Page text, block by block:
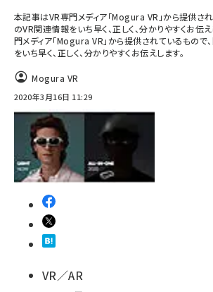
本記事はVR専門メディア「Mogura VR」から提供さ
のVR関連情報をいち早く、正しく、分かりやすくお伝
門メディア「Mogura VR」から提供されているもので
をいち早く、正しく、分かりやすくお伝えします。
Mogura VR
2020年3月16日 11:29
VR／AR